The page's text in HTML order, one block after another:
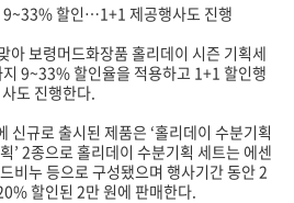
9~33% 할인…1+1 제공행사도 진행
아 보령머드화장품 홀리데이 시즌 기획세
9~33% 할인율을 적용하고 1+1 할인행
사도 진행한다.
신규로 출시된 제품은 ‘홀리데이 수분기획
’ 2종으로 홀리데이 수분기획 세트는 에센
비누 등으로 구성됐으며 행사기간 동안 2
할인된 2만 원에 판매한다.